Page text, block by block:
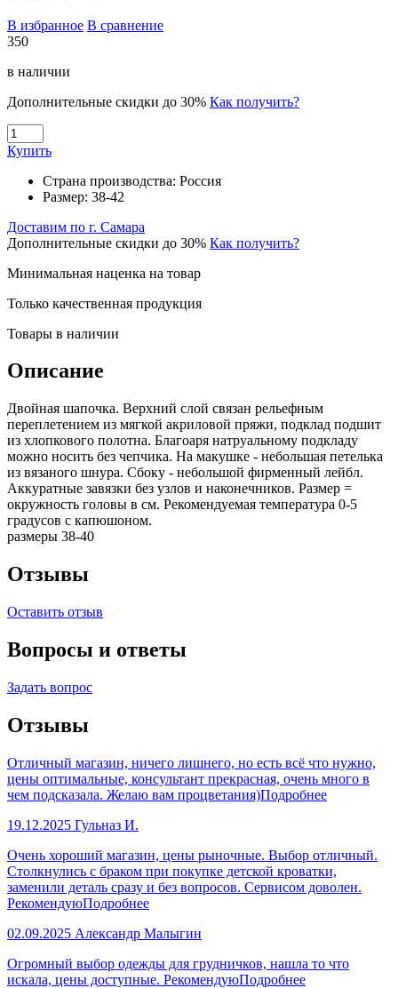
В избранное В сравнение
350
в наличии
Дополнительные скидки до 30% Как получить?
Купить
Страна производства: Россия
Размер: 38-42
Доставим по г. Самара
Дополнительные скидки до 30% Как получить?
Минимальная наценка на товар
Только качественная продукция
Товары в наличии
Описание
Двойная шапочка. Верхний слой связан рельефным
переплетением из мягкой акриловой пряжи, подклад подшит
из хлопкового полотна. Благоаря натруальному подкладу
можно носить без чепчика. На макушке - небольшая петелька
из вязаного шнура. Сбоку - небольшой фирменный лейбл.
Аккуратные завязки без узлов и наконечников. Размер =
окружность головы в см. Рекомендуемая температура 0-5
градусов с капюшоном.
размеры 38-40
Отзывы
Оставить отзыв
Вопросы и ответы
Задать вопрос
Отзывы
Отличный магазин, ничего лишнего, но есть всё что нужно,
цены оптимальные, консультант прекрасная, очень много в
чем подсказала. Желаю вам процветания)Подробнее
19.12.2025 Гульназ И.
Очень хороший магазин, цены рыночные. Выбор отличный.
Столкнулись с браком при покупке детской кроватки,
заменили деталь сразу и без вопросов. Сервисом доволен.
РекомендуюПодробнее
02.09.2025 Александр Малыгин
Огромный выбор одежды для грудничков, нашла то что
искала, цены доступные. РекомендуюПодробнее